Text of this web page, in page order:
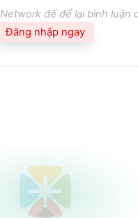
để để lại bình luận
Đăng nhập ngay